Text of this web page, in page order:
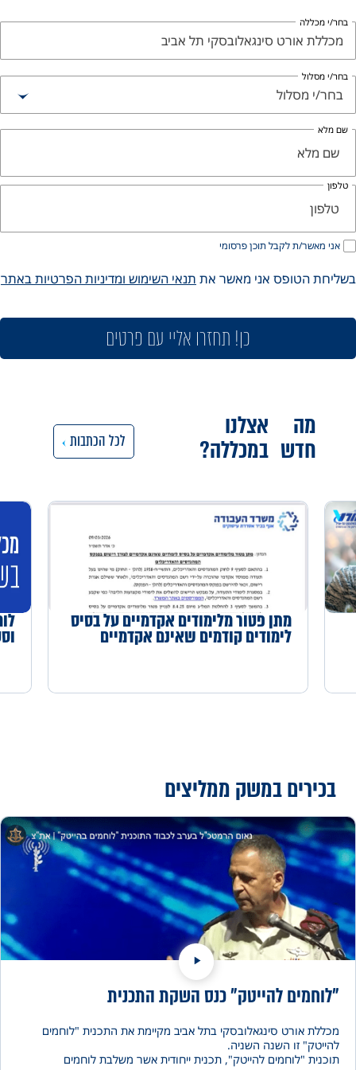
אורט סינגאלובסקי תל אביב
מסלול
ת לקבל תוכן פרסומי
הטופס אני מאשר אתתנאי השימוש ומדיניות הפרטיות באתר
כן! תחזרו אליי עם פרטים
אצלנו
במכללה? לכל הכתבות
מתן פטור מלימודים אקדמיים על בסיס
לימודים קודמים שאינם אקדמיים
לצורך רישום בפנקס המהנדסים
לוח
במשקממליצים
להייטק״ כנס השקת התכנית
אורט סינגאלובסקי בתל אביב מקיימת את התכנית "לוחמים
זו השנה השניה.
"לוחמים להייטק", תכנית ייחודית אשר משלבת לוחמים